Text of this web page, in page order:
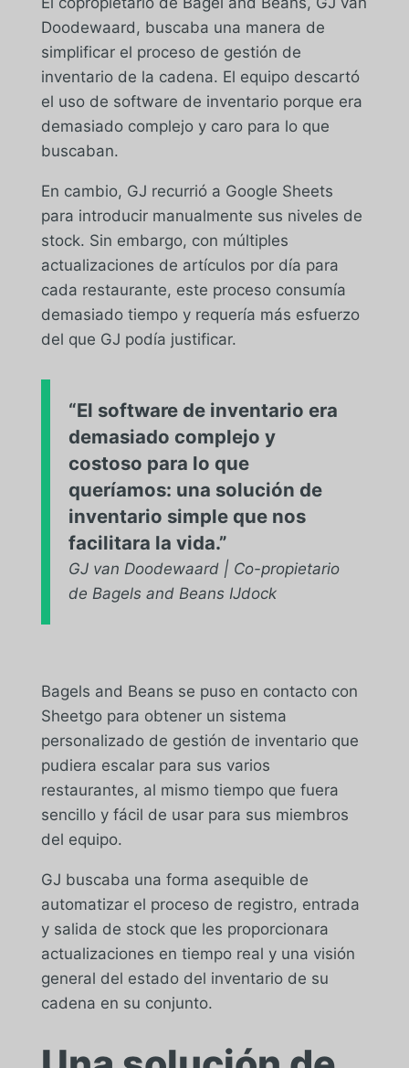
Doodewaard, buscaba una manera de
simplificar el proceso de gestión de
inventario de la cadena. El equipo descartó
el uso de software de inventario porque era
demasiado complejo y caro para lo que
buscaban.
En cambio, GJ recurrió a Google Sheets
para introducir manualmente sus niveles de
stock. Sin embargo, con múltiples
actualizaciones de artículos por día para
cada restaurante, este proceso consumía
demasiado tiempo y requería más esfuerzo
del que GJ podía justificar.
“El software de inventario era
demasiado complejo y
costoso para lo que
queríamos: una solución de
inventario simple que nos
facilitara la vida.”
GJ van Doodewaard | Co-propietario
de Bagels and Beans IJdock
Bagels and Beans se puso en contacto con
Sheetgo para obtener un sistema
personalizado de gestión de inventario que
pudiera escalar para sus varios
restaurantes, al mismo tiempo que fuera
sencillo y fácil de usar para sus miembros
del equipo.
GJ buscaba una forma asequible de
automatizar el proceso de registro, entrada
y salida de stock que les proporcionara
actualizaciones en tiempo real y una visión
general del estado del inventario de su
cadena en su conjunto.